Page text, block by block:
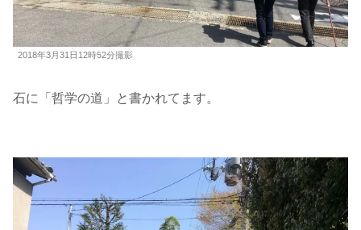
2018年3月31日12時52分撮影
石に「哲学の道」と書かれてます。